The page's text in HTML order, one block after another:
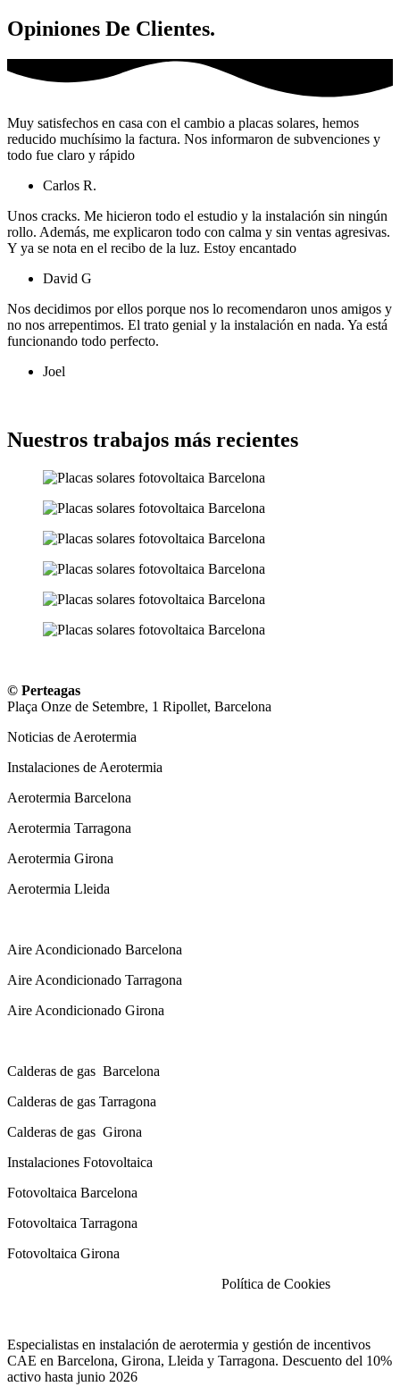
Opiniones De Clientes.
Muy satisfechos en casa con el cambio a placas solares, hemos
reducido muchísimo la factura. Nos informaron de subvenciones y
todo fue claro y rápido
Carlos R.
Unos cracks. Me hicieron todo el estudio y la instalación sin ningún
rollo. Además, me explicaron todo con calma y sin ventas agresivas.
Y ya se nota en el recibo de la luz. Estoy encantado
David G
Nos decidimos por ellos porque nos lo recomendaron unos amigos y
no nos arrepentimos. El trato genial y la instalación en nada. Ya está
funcionando todo perfecto.
Joel
Nuestros trabajos más recientes
© Perteagas
Plaça Onze de Setembre, 1 Ripollet, Barcelona
Noticias de Aerotermia
Instalaciones de Aerotermia
Aerotermia Barcelona
Aerotermia Tarragona
Aerotermia Girona
Aerotermia Lleida
Aire Acondicionado Barcelona
Aire Acondicionado Tarragona
Aire Acondicionado Girona
Calderas de gas Barcelona
Calderas de gas Tarragona
Calderas de gas Girona
Instalaciones Fotovoltaica
Fotovoltaica Barcelona
Fotovoltaica Tarragona
Fotovoltaica Girona
Política de Cookies
Especialistas en instalación de aerotermia y gestión de incentivos
CAE en Barcelona, Girona, Lleida y Tarragona. Descuento del 10%
activo hasta junio 2026